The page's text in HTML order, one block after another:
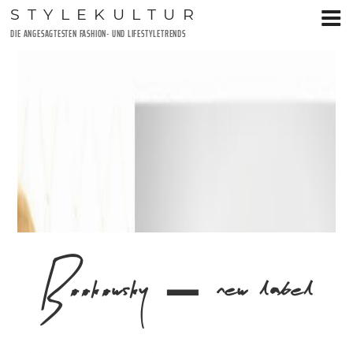
Zum
Inhalt
STYLEKULTUR
DIE ANGESAGTESTEN FASHION- UND LIFESTYLETRENDS
Bookowsky – new label